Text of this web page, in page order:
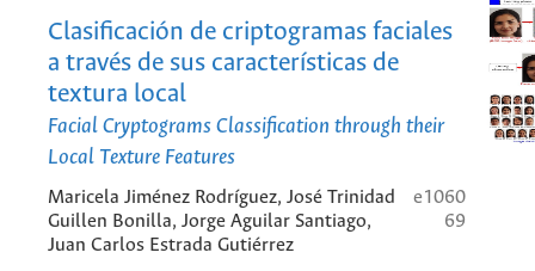
Clasificación de criptogramas faciales
a través de sus características de
textura local
Facial Cryptograms Classification through their
Local Texture Features
Maricela Jiménez Rodríguez, José Trinidad
Guillen Bonilla, Jorge Aguilar Santiago,
Juan Carlos Estrada Gutiérrez
e1060
69